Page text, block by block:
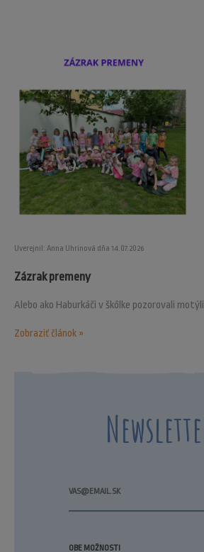
Uverejnil: Anna Uhrinová dňa 14.07.2026
Zázrak premeny
Alebo ako Haburkáči v škôlke pozorovali
Zobraziť článok »